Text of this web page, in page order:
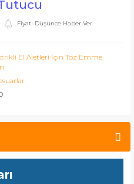
Fiyatı Düşünce Haber Ver
El Aletleri İçin Toz Emme